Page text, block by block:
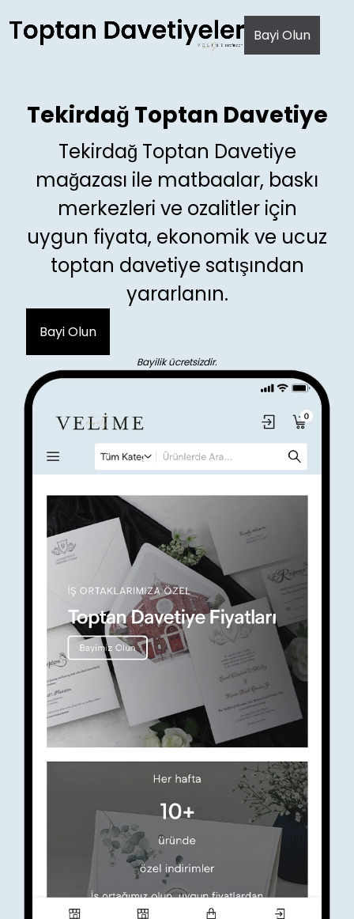
Bayi Olun
Tekirdağ Toptan Davetiye
Tekirdağ Toptan Davetiye
mağazası ile matbaalar, baskı
merkezleri ve ozalitler için
uygun fiyata, ekonomik ve ucuz
toptan davetiye satışından
yararlanın.
Bayi Olun
Bayilik ücretsizdir.